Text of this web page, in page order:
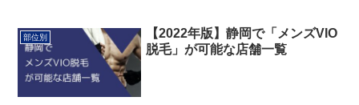
部位別
【2022年版】静岡で「メンズVIO
脱毛」が可能な店舗一覧